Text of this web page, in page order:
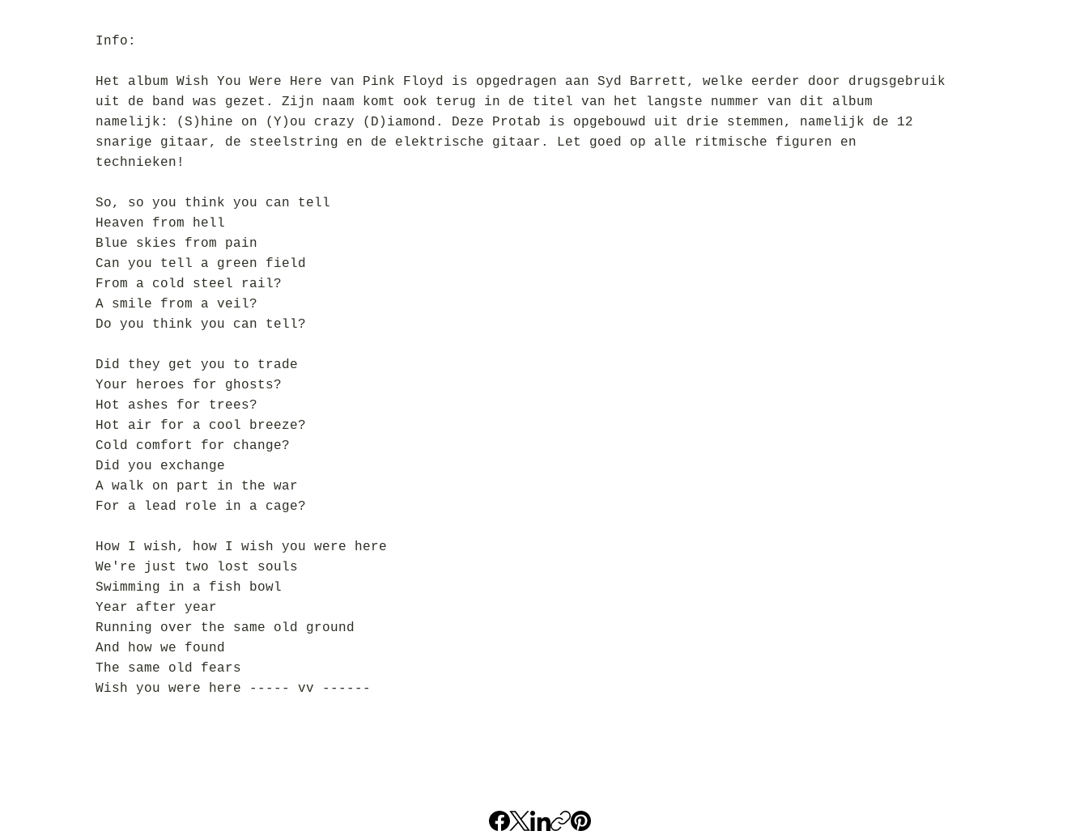
Info:
Het album Wish You Were Here van Pink Floyd is opgedragen aan Syd Barrett, welke eerder door drugsgebruik
uit de band was gezet. Zijn naam komt ook terug in de titel van het langste nummer van dit album
namelijk: (S)hine on (Y)ou crazy (D)iamond. Deze Protab is opgebouwd uit drie stemmen, namelijk de 12
snarige gitaar, de steelstring en de elektrische gitaar. Let goed op alle ritmische figuren en
technieken!
So, so you think you can tell
Heaven from hell
Blue skies from pain
Can you tell a green field
From a cold steel rail?
A smile from a veil?
Do you think you can tell?
Did they get you to trade
Your heroes for ghosts?
Hot ashes for trees?
Hot air for a cool breeze?
Cold comfort for change?
Did you exchange
A walk on part in the war
For a lead role in a cage?
How I wish, how I wish you were here
We're just two lost souls
Swimming in a fish bowl
Year after year
Running over the same old ground
And how we found
The same old fears
Wish you were here ----- vv ------